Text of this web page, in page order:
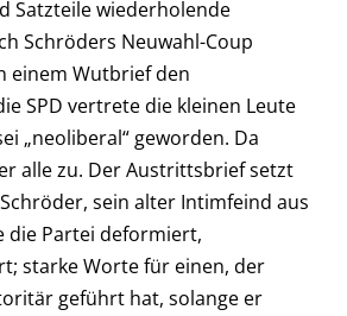
Satzteile wiederholende
Schröders Neuwahl-Coup
einem Wutbrief den
SPD vertrete die kleinen Leute
„neoliberal“ geworden. Da
alle zu. Der Austrittsbrief setzt
sein alter Intimfeind aus
die Partei deformiert,
starke Worte für einen, der
geführt hat, solange er